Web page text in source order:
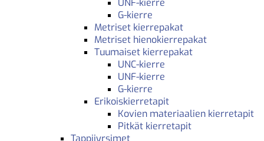
UNF-kierre
G-kierre
Metriset kierrepakat
Metriset hienokierrepakat
Tuumaiset kierrepakat
UNC-kierre
UNF-kierre
G-kierre
Erikoiskierretapit
Kovien materiaalien kierretapit
Pitkät kierretapit
Tappijyrsimet